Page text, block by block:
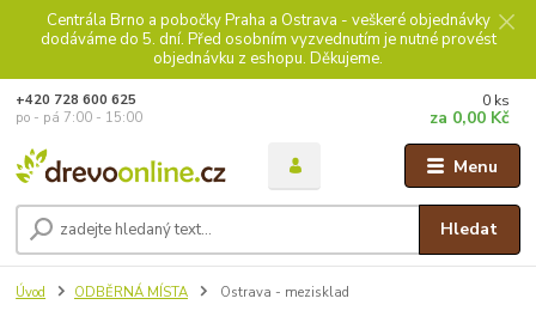
Centrála Brno a pobočky Praha a Ostrava - veškeré objednávky
dodáváme do 5. dní. Před osobním vyzvednutím je nutné provést
objednávku z eshopu. Děkujeme.
Menu
Hledat
+420 728 600 625
po - pá 7:00 - 15:00
0 ks
za 0,00 Kč
Úvod ODBĚRNÁ MÍSTA Ostrava - mezisklad